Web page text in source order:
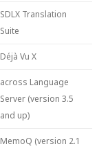
SDLX Translation
Suite
Déjà Vu X
across Language
Server (version 3.5
and up)
MemoQ (version 2.1